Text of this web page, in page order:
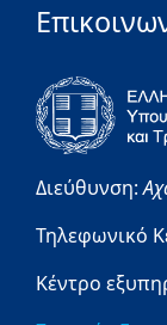
Διεύθυνση:
Τηλεφωνικό
Κέντρο